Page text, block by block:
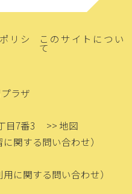
リシ このサイトについ
て
ラザ
目7番3
>> 地図
に関する問い合わせ）
用に関する問い合わせ）